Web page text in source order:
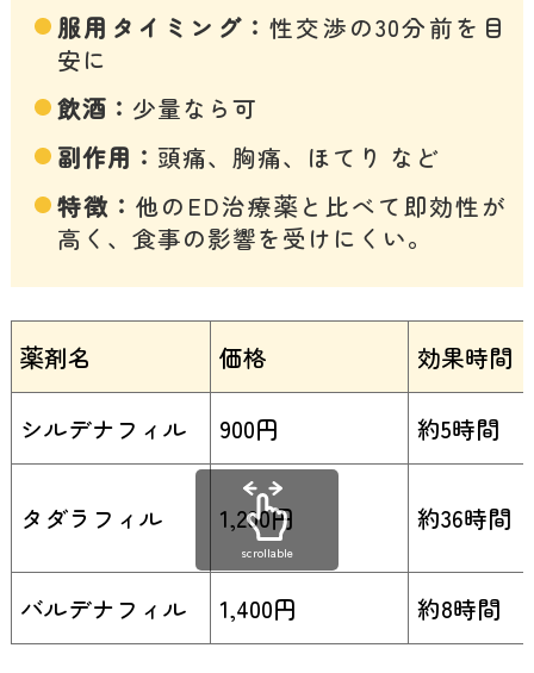
服用タイミング：性交渉の30分前を目
安に
飲酒： 少量なら可
副作用： 頭痛、胸痛、ほてり など
特徴： 他のED治療薬と比べて即効性が
高く、食事の影響を受けにくい。
薬剤名 価格 効果時間
シルデナフィル 900円 約5時間
タダラフィル 1,200円 約36時間
バルデナフィル 1,400円 約8時間
scrollable